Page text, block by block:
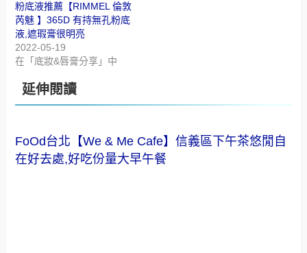
粉底液推薦【RIMMEL 倫敦
芮魅 】365D 有持無孔粉底
液,遮瑕膏很明亮
2022-05-19
在「底妝&唇膏分享」中
延伸閱讀
FoOd台北【We & Me Cafe】信義區下午茶悠閒自
在好去處,好吃份量大早午餐